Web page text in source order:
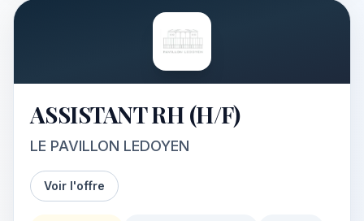
ASSISTANT RH (H/F)
LE PAVILLON LEDOYEN
Voir l'offre